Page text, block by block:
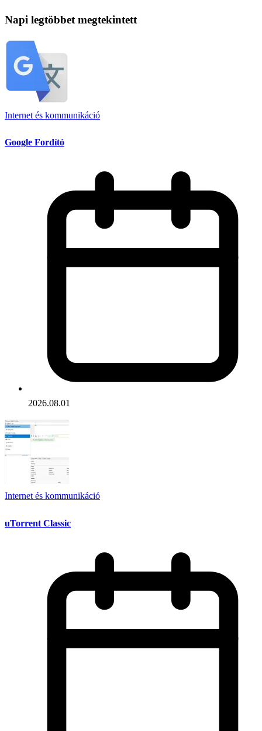
Napi legtöbbet megtekintett
Internet és kommunikáció
Google Fordító
2026.08.01
Internet és kommunikáció
uTorrent Classic